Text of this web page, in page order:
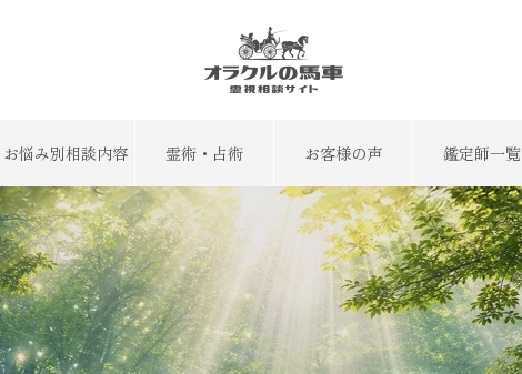
お悩み別相談内容 霊術・占術 お客様の声 鑑定師一覧